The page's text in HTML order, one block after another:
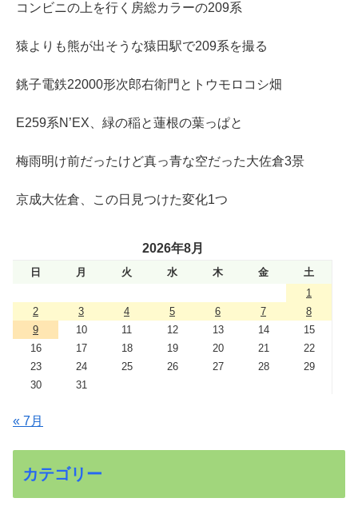
コンビニの上を行く房総カラーの209系
猿よりも熊が出そうな猿田駅で209系を撮る
銚子電鉄22000形次郎右衛門とトウモロコシ畑
E259系N’EX、緑の稲と蓮根の葉っぱと
梅雨明け前だったけど真っ青な空だった大佐倉3景
京成大佐倉、この日見つけた変化1つ
2026年8月
日 月 火 水 木 金
土
1
2
3 4 5 6 7
8
9
10 11 12 13 14
15
16
17 18 19 20 21
22
23
24 25 26 27 28
29
30
31
« 7月
カテゴリー